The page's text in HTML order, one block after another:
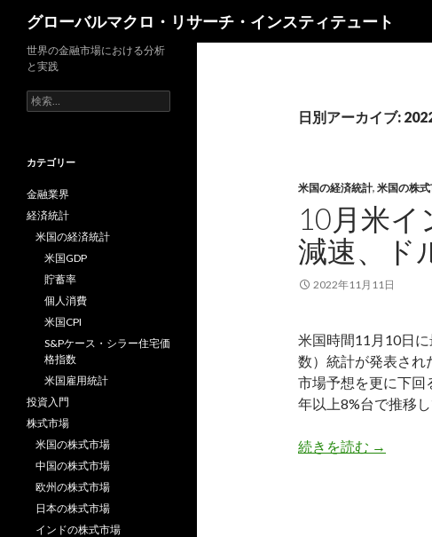
グローバルマクロ・リサーチ・インスティテュート
日別アーカイブ:
米国の経済統計, 米国の株
10月米イ
減速、ド
2022年11月11日
米国時間11月10日
数）統計が発表され
市場予想を更に下回
年以上8%台で推移
続きを読む 10月米
→
世界の金融市場における分析
と実践
検
索:
カテゴリー
金融業界
経済統計
米国の経済統計
米国GDP
貯蓄率
個人消費
米国CPI
S&Pケース・シラー住宅価
格指数
米国雇用統計
投資入門
株式市場
米国の株式市場
中国の株式市場
欧州の株式市場
日本の株式市場
インドの株式市場